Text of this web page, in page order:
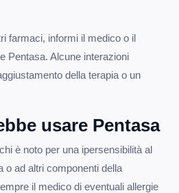
farmaci, informi il medico o il
Pentasa. Alcune interazioni
della terapia o un
usare Pentasa
è noto per una ipersensibilità al
o ad altri componenti della
il medico di eventuali allergie